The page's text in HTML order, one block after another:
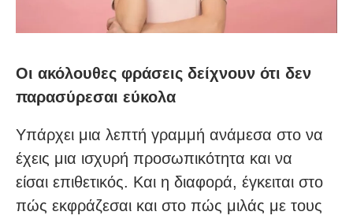
Οι ακόλουθες φράσεις δείχνουν ότι δεν
παρασύρεσαι εύκολα
Υπάρχει μια λεπτή γραμμή ανάμεσα στο να
έχεις μια ισχυρή προσωπικότητα και να
είσαι επιθετικός. Και η διαφορά, έγκειται στο
πώς εκφράζεσαι και στο πώς μιλάς με τους